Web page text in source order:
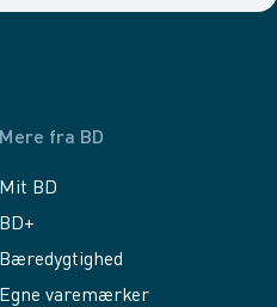
Mere fra BD
Mit BD
BD+
Bæredygtighed
Egne varemærker